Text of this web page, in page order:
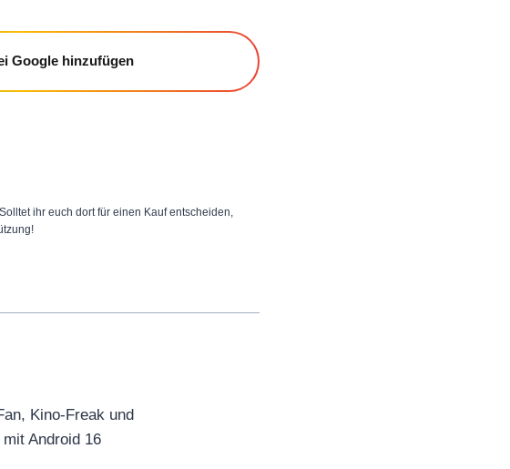
Google hinzufügen
ihr euch dort für einen Kauf entscheiden,
Kino-Freak und
Android 16